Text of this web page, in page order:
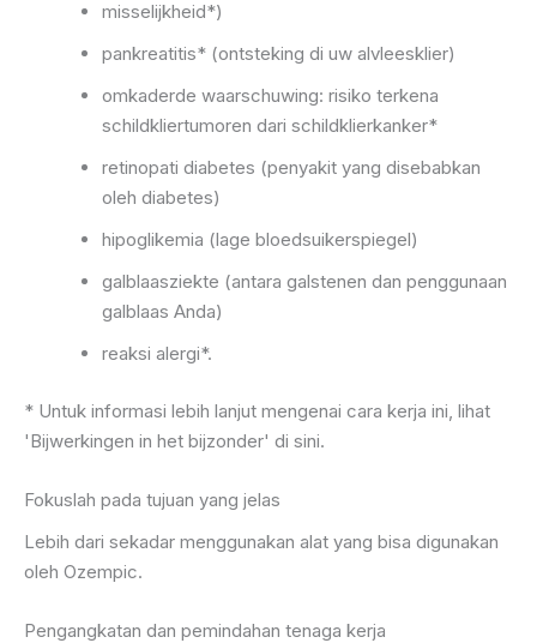
misselijkheid*)
pankreatitis* (ontsteking di uw alvleesklier)
omkaderde waarschuwing: risiko terkena
schildkliertumoren dari schildklierkanker*
retinopati diabetes (penyakit yang disebabkan
oleh diabetes)
hipoglikemia (lage bloedsuikerspiegel)
galblaasziekte (antara galstenen dan penggunaan
galblaas Anda)
reaksi alergi*.
* Untuk informasi lebih lanjut mengenai cara kerja ini, lihat
'Bijwerkingen in het bijzonder' di sini.
Fokuslah pada tujuan yang jelas
Lebih dari sekadar menggunakan alat yang bisa digunakan
oleh Ozempic.
Pengangkatan dan pemindahan tenaga kerja